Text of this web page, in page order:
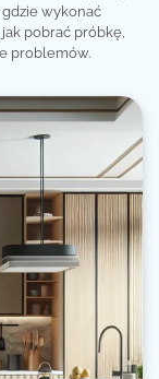
wykonać
pobrać próbkę,
problemów.